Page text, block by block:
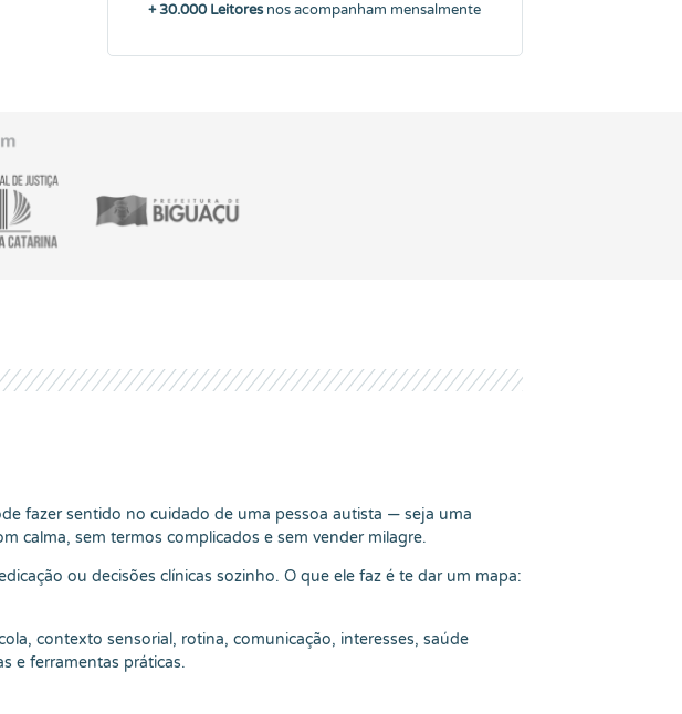
+ 30.000 Leitoresnos acompanham mensalmente
fazer sentido no cuidado de uma pessoa autista — seja uma
calma, sem termos complicados e sem vender milagre.
ou decisões clínicas sozinho. O que ele faz é te dar um mapa:
contexto sensorial, rotina, comunicação, interesses, saúde
e ferramentas práticas.